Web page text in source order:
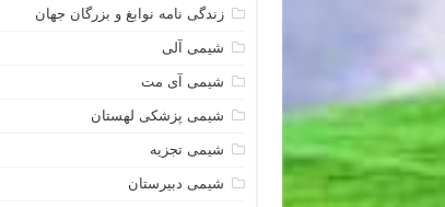
زندگی نامه نوابغ و بزرگان جهان
شیمی آلی
شیمی آی مت
شیمی پزشکی لهستان
شیمی تجزیه
شیمی دبیرستان